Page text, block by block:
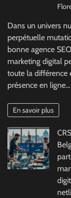
Dans un univers
perpétuelle
bonne agence
marketing digital
toute la différence
présence en ligne…
En savoir plus